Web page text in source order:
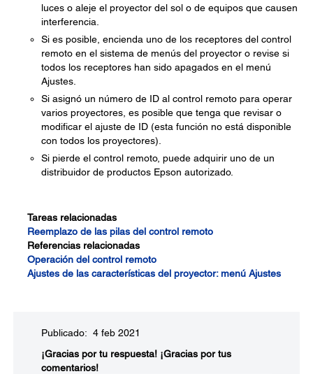
luces o aleje el proyector del sol o de equipos que causen
interferencia.
Si es posible, encienda uno de los receptores del control
remoto en el sistema de menús del proyector o revise si
todos los receptores han sido apagados en el menú
Ajustes.
Si asignó un número de ID al control remoto para operar
varios proyectores, es posible que tenga que revisar o
modificar el ajuste de ID (esta función no está disponible
con todos los proyectores).
Si pierde el control remoto, puede adquirir uno de un
distribuidor de productos Epson autorizado.
Tareas relacionadas
Reemplazo de las pilas del control remoto
Referencias relacionadas
Operación del control remoto
Ajustes de las características del proyector: menú Ajustes
Publicado: 4 feb 2021
¡Gracias por tu respuesta! ¡Gracias por tus
comentarios!